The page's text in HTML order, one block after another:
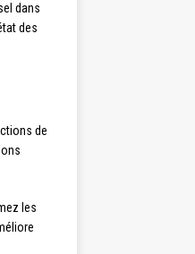
dans
des
de
les